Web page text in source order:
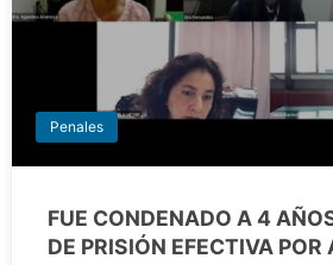
Penales
FUE CONDENADO A 4
DE PRISIÓN EFECTIVA POR